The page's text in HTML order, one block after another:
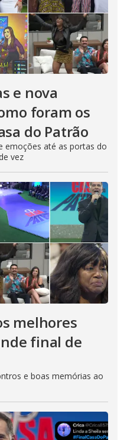
e nova
foram os
do Patrão
emoções até as portas do
vez
melhores
final de
e boas memórias ao